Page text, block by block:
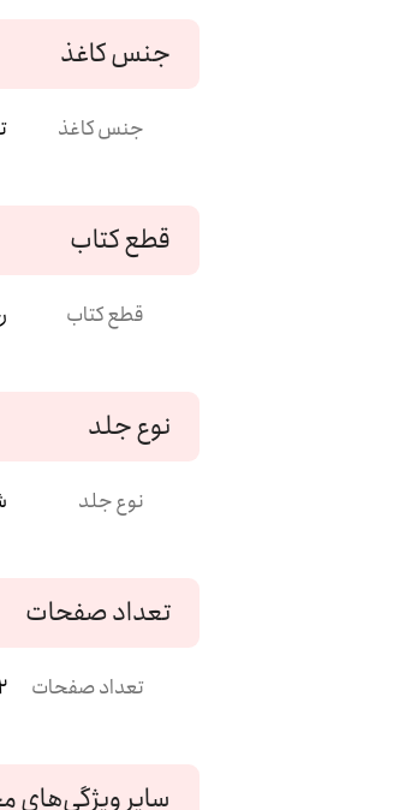
جنس کاغذ
جنس کاغذ
قطع کتاب
قطع کتاب
نوع جلد
نوع جلد
تعداد صفحات
تعداد صفحات
سایر